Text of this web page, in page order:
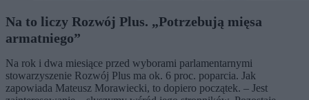
Na to liczy Rozwój Plus. „Potrzebują mięsa
armatniego”
Na rok i dwa miesiące przed wyborami parlamentarnymi
stowarzyszenie Rozwój Plus ma ok. 6 proc. poparcia. Jak
zapowiada Mateusz Morawiecki, to dopiero początek. – Jest